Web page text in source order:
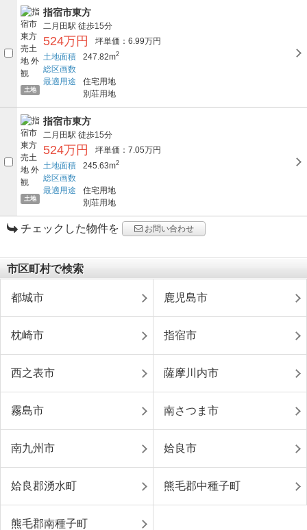
土地
指宿市東方
二月田駅 徒歩15分
524万円
坪単価：6.99万円
土地面積
247.82m2
総区画数
最適用途
住宅用地
別荘用地
土地
指宿市東方
二月田駅 徒歩15分
524万円
坪単価：7.05万円
土地面積
245.63m2
総区画数
最適用途
住宅用地
別荘用地
チェックした物件を お問い合わせ
市区町村で検索
都城市 鹿児島市
枕崎市 指宿市
西之表市 薩摩川内市
霧島市 南さつま市
南九州市 姶良市
姶良郡湧水町 熊毛郡中種子町
熊毛郡南種子町